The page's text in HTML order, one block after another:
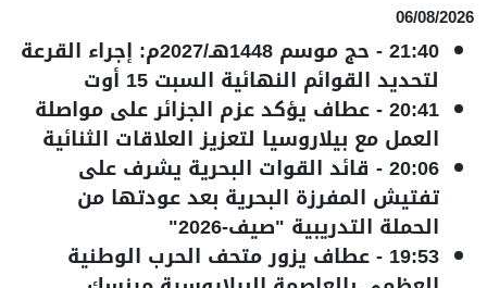
06/08/2026
21:40
- حج موسم 1448هـ/2027م: إجراء القرعة
لتحديد القوائم النهائية السبت 15 أوت
20:41
-عطاف يؤكد عزم الجزائر على مواصلة
العمل مع بيلاروسيا لتعزيز العلاقات الثنائية
20:06
- قائد القوات البحرية يشرف على
تفتيش المفرزة البحرية بعد عودتها من
الحملة التدريبية "صيف-2026"
19:53
-عطاف يزور متحف الحرب الوطنية